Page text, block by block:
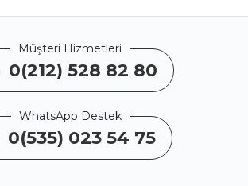
Müşteri Hizmetleri
0(212) 528 82 80
WhatsApp Destek
0(535) 023 54 75